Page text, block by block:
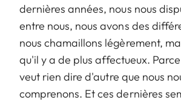
dernières années, nous nous
entre nous, nous avons des
nous chamaillons légèrement,
qu'il y a de plus affectueux.
veut rien dire d'autre que nous
comprenons. Et ces dernières